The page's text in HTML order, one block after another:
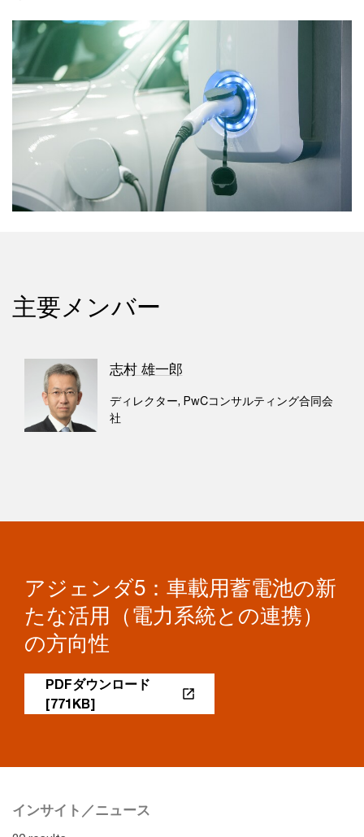
主要メンバー
志村 雄一郎
ディレクター, PwCコンサルティング合同会
社
アジェンダ5：車載用蓄電池の新
たな活用（電力系統との連携）
の方向性
PDFダウンロード
[771KB]
インサイト／ニュース